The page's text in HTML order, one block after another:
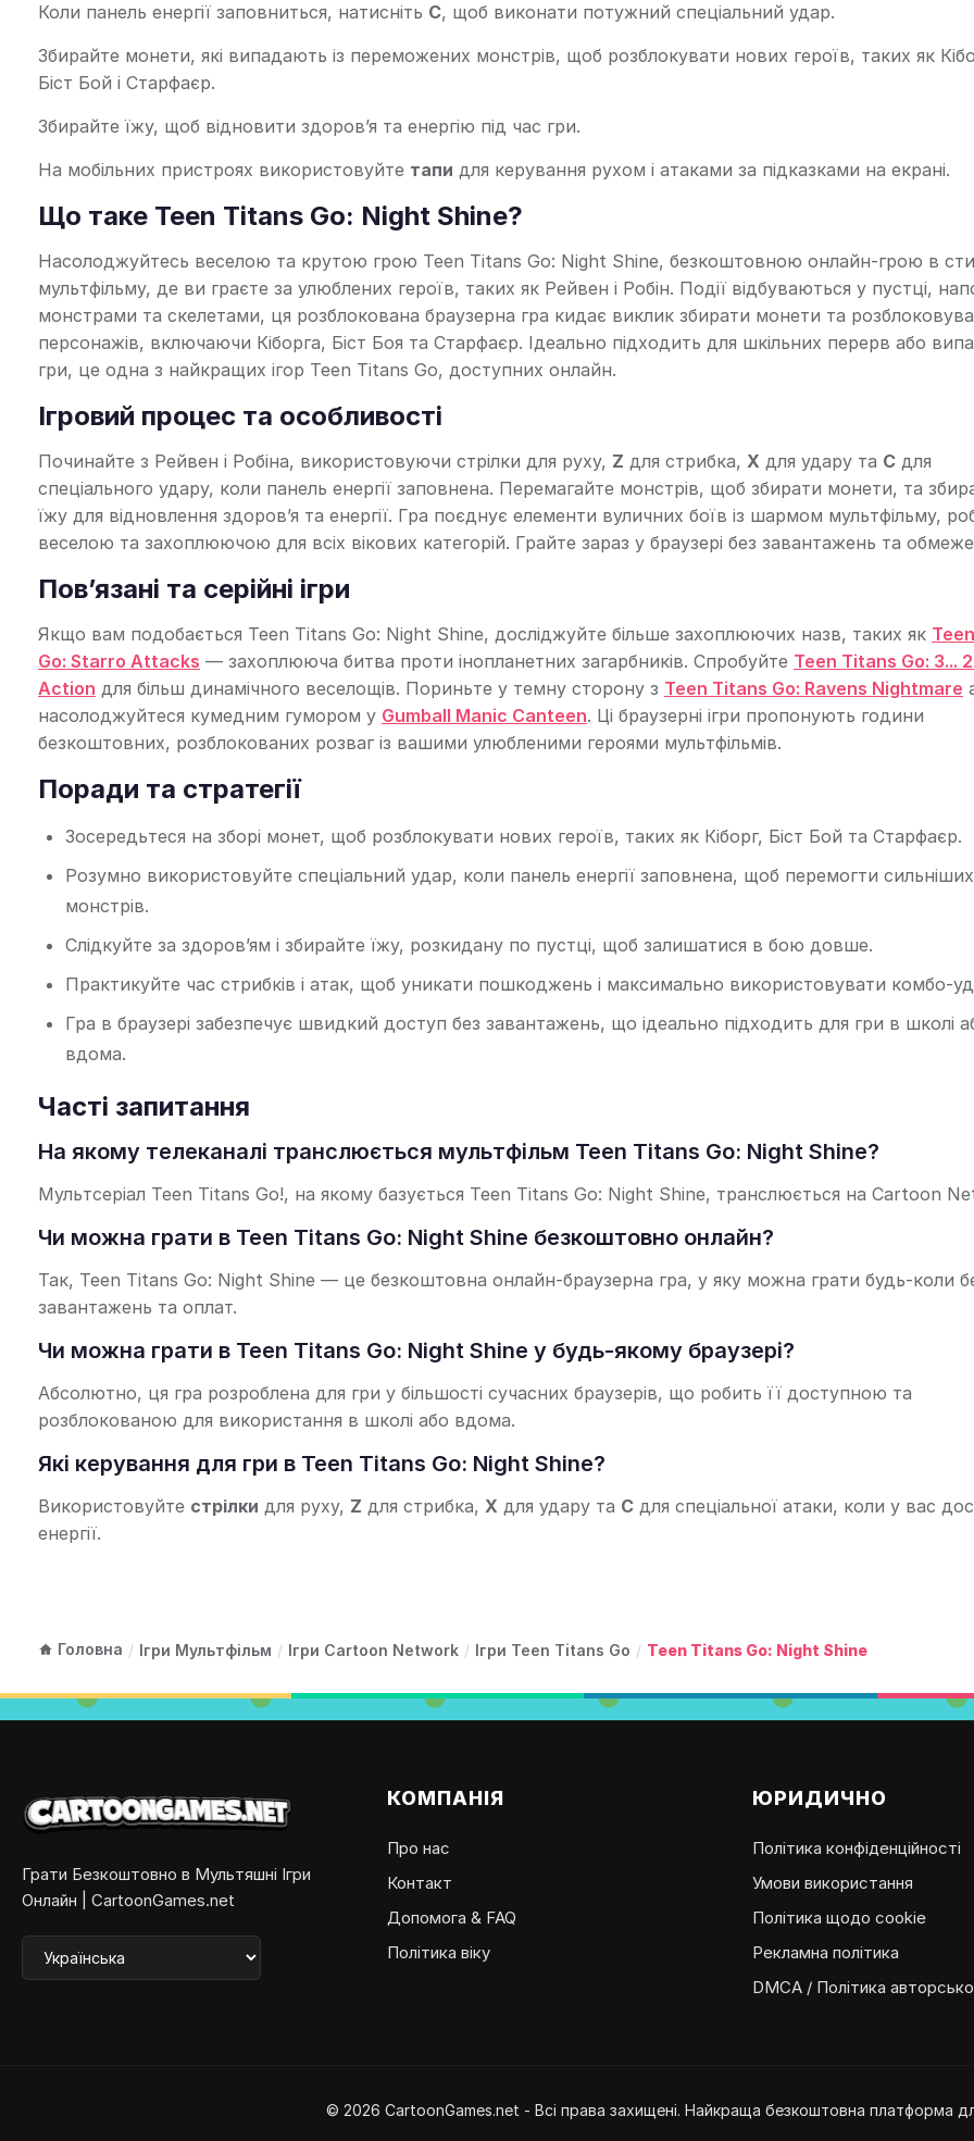
Коли панель енергії заповниться, натисніть C, щоб виконати потужний спеціальний удар.
Збирайте монети, які випадають із переможених монстрів, щоб розблокувати нових героїв, таких як
Біст Бой і Старфаєр.
Збирайте їжу, щоб відновити здоров’я та енергію під час гри.
На мобільних пристроях використовуйте тапи для керування рухом і атаками за підказками на екрані.
Що таке Teen Titans Go: Night Shine?
Насолоджуйтесь веселою та крутою грою Teen Titans Go: Night Shine, безкоштовною онлайн-грою в
мультфільму, де ви граєте за улюблених героїв, таких як Рейвен і Робін. Події відбуваються у пустці,
монстрами та скелетами, ця розблокована браузерна гра кидає виклик збирати монети та
персонажів, включаючи Кіборга, Біст Боя та Старфаєр. Ідеально підходить для шкільних перерв або
гри, це одна з найкращих ігор Teen Titans Go, доступних онлайн.
Ігровий процес та особливості
Починайте з Рейвен і Робіна, використовуючи стрілки для руху, Z для стрибка, X для удару та C для
спеціального удару, коли панель енергії заповнена. Перемагайте монстрів, щоб збирати монети, та
їжу для відновлення здоров’я та енергії. Гра поєднує елементи вуличних боїв із шармом мультфільму,
веселою та захоплюючою для всіх вікових категорій. Грайте зараз у браузері без завантажень та
Пов’язані та серійні ігри
Якщо вам подобається Teen Titans Go: Night Shine, досліджуйте більше захоплюючих назв, таких як
Go: Starro Attacks — захоплююча битва проти інопланетних загарбників. Спробуйте Teen Titans Go: 3...
Action для більш динамічного веселощів. Пориньте у темну сторону з Teen Titans Go: Ravens Nightmare
насолоджуйтеся кумедним гумором у Gumball Manic Canteen. Ці браузерні ігри пропонують години
безкоштовних, розблокованих розваг із вашими улюбленими героями мультфільмів.
Поради та стратегії
Зосередьтеся на зборі монет, щоб розблокувати нових героїв, таких як Кіборг, Біст Бой та Старфаєр.
Розумно використовуйте спеціальний удар, коли панель енергії заповнена, щоб перемогти сильніших
монстрів.
Слідкуйте за здоров’ям і збирайте їжу, розкидану по пустці, щоб залишатися в бою довше.
Практикуйте час стрибків і атак, щоб уникати пошкоджень і максимально використовувати комбо-
Гра в браузері забезпечує швидкий доступ без завантажень, що ідеально підходить для гри в школі
вдома.
Часті запитання
На якому телеканалі транслюється мультфільм Teen Titans Go: Night Shine?
Мультсеріал Teen Titans Go!, на якому базується Teen Titans Go: Night Shine, транслюється на Cartoon
Чи можна грати в Teen Titans Go: Night Shine безкоштовно онлайн?
Так, Teen Titans Go: Night Shine — це безкоштовна онлайн-браузерна гра, у яку можна грати будь-коли
завантажень та оплат.
Чи можна грати в Teen Titans Go: Night Shine у будь-якому браузері?
Абсолютно, ця гра розроблена для гри у більшості сучасних браузерів, що робить її доступною та
розблокованою для використання в школі або вдома.
Які керування для гри в Teen Titans Go: Night Shine?
Використовуйте стрілки для руху, Z для стрибка, X для удару та C для спеціальної атаки, коли у вас
енергії.
Головна / Ігри Мультфільм / Ігри Cartoon Network / Ігри Teen Titans Go / Teen Titans Go: Night Shine
Грати Безкоштовно в Мультяшні Ігри
Онлайн | CartoonGames.net
КОМПАНІЯ
Про нас
Контакт
Допомога & FAQ
Політика віку
ЮРИДИЧНО
Політика конфіденційності
Умови використання
Політика щодо cookie
Рекламна політика
DMCA / Політика
© 2026 CartoonGames.net - Всі права захищені. Найкраща безкоштовна платформа